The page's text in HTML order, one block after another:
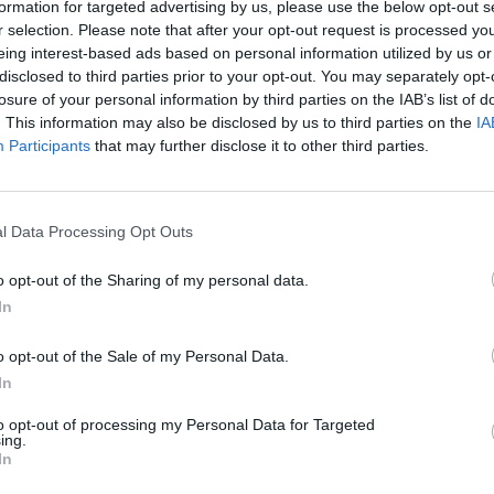
for targeted advertising by us, please use the below opt-out
selection. Please note that after your opt-out request is processed
interest-based ads based on personal information utilized by us
to third parties prior to your opt-out. You may separately
of your personal information by third parties on the IAB’s list of
This information may also be disclosed by us to third parties on the
Participants that may further disclose it to other third parties.
Data Processing Opt Outs
opt-out of the Sharing of my personal data.
opt-out of the Sale of my Personal Data.
opt-out of processing my Personal Data for Targeted
από την κακή ανάπτυξη της ομιλίας και
σε κοινωνικό και συναισθηματικό
σε παιδιά που ήταν πολύ μικρά κατά τη
στο σχολείο.
στο άλλο, πετούσαν πράγματα, έτρεχαν,
σχολείου στη βορειοδυτική Αγγλία.
να πάρουν σειρά, να
ρουτίνα.
fears for children born during
September 1, 2024